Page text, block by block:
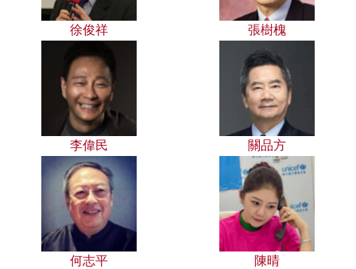
徐俊祥 張樹槐
李偉民 關品方
何志平 陳晴